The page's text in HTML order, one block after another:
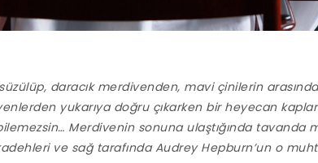
daracık merdivenden, mavi çinilerin arasından
yukarıya doğru çıkarken bir heyecan
bilemezsin… Merdivenin sonuna ulaştığında
ve sağ tarafında Audrey Hepburn’un o